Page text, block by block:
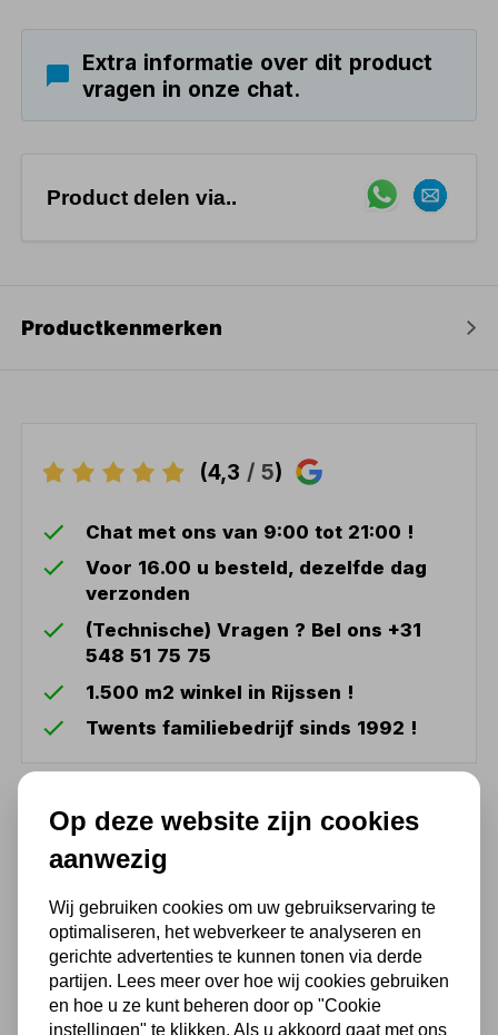
Extra informatie over dit product
vragen in onze chat.
Product delen via..
Productkenmerken
(4,3 / 5)
Chat met ons van 9:00 tot 21:00 !
Voor 16.00 u besteld, dezelfde dag
verzonden
(Technische) Vragen ? Bel ons +31
548 51 75 75
1.500 m2 winkel in Rijssen !
Twents familiebedrijf sinds 1992 !
Ook handig
167,59
138,50 excl. BTW
Op deze website zijn cookies
aanwezig
Wij gebruiken cookies om uw gebruikservaring te
optimaliseren, het webverkeer te analyseren en
gerichte advertenties te kunnen tonen via derde
partijen. Lees meer over hoe wij cookies gebruiken
en hoe u ze kunt beheren door op "Cookie
instellingen" te klikken. Als u akkoord gaat met ons